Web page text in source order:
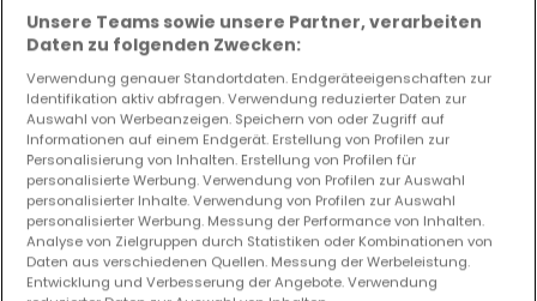
EXKLUSIV AUF ATHOME
Unsere Teams sowie unsere Partner, verarbeiten
Daten zu folgenden Zwecken:
Verwendung genauer Standortdaten. Endgeräteeigenschaften zur
Identifikation aktiv abfragen. Verwendung reduzierter Daten zur
Auswahl von Werbeanzeigen. Speichern von oder Zugriff auf
Informationen auf einem Endgerät. Erstellung von Profilen zur
Personalisierung von Inhalten. Erstellung von Profilen für
personalisierte Werbung. Verwendung von Profilen zur Auswahl
personalisierter Inhalte. Verwendung von Profilen zur Auswahl
personalisierter Werbung. Messung der Performance von Inhalten.
Analyse von Zielgruppen durch Statistiken oder Kombinationen von
Daten aus verschiedenen Quellen. Messung der Werbeleistung.
Entwicklung und Verbesserung der Angebote. Verwendung